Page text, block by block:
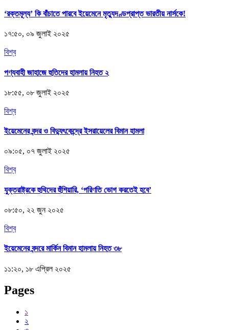
‘রক্তমূল্য’ কি বাঁচাতে পারবে ইয়েমেনে মৃত্যুদণ্ডপ্রাপ্ত ভারতীয় নার্সকে!
১৭:৫০, ০৯ জুলাই ২০২৫
বিশ্ব
পণ্যবাহী জাহাজে হুতিদের হামলায় নিহত ২
১৮:৫৫, ০৮ জুলাই ২০২৫
বিশ্ব
ইয়েমেনের বন্দর ও বিদ্যুৎকেন্দ্রে ইসরায়েলের বিমান হামলা
০৯:০৫, ০৭ জুলাই ২০২৫
বিশ্ব
যুক্তরাষ্ট্রকে হুথিদের হুঁশিয়ারি, ‘পরিণতি ভোগ করতেই হবে’
০৮:৫০, ২২ জুন ২০২৫
বিশ্ব
ইয়েমেনের বন্দরে মার্কিন বিমান হামলায় নিহত ৩৮
১১:২০, ১৮ এপ্রিল ২০২৫
Pages
১
২